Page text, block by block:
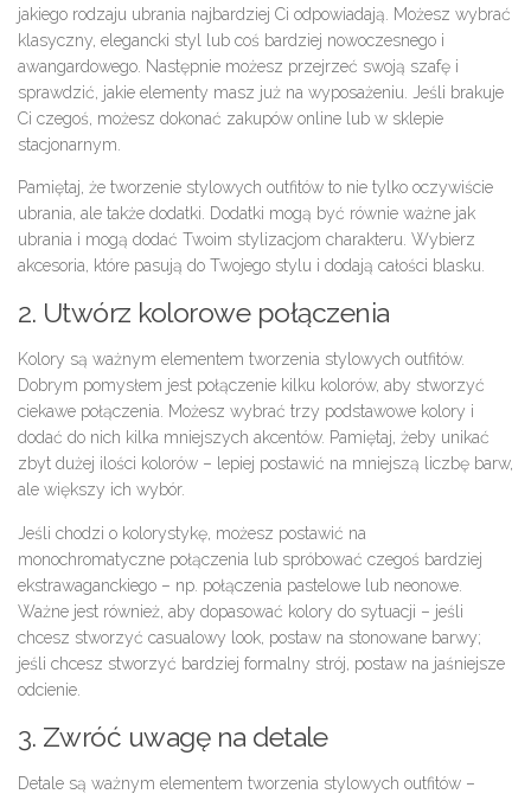
jakiego rodzaju ubrania najbardziej Ci odpowiadają. Możesz wybrać
klasyczny, elegancki styl lub coś bardziej nowoczesnego i
awangardowego. Następnie możesz przejrzeć swoją szafę i
sprawdzić, jakie elementy masz już na wyposażeniu. Jeśli brakuje
Ci czegoś, możesz dokonać zakupów online lub w sklepie
stacjonarnym.
Pamiętaj, że tworzenie stylowych outfitów to nie tylko oczywiście
ubrania, ale także dodatki. Dodatki mogą być równie ważne jak
ubrania i mogą dodać Twoim stylizacjom charakteru. Wybierz
akcesoria, które pasują do Twojego stylu i dodają całości blasku.
2. Utwórz kolorowe połączenia
Kolory są ważnym elementem tworzenia stylowych outfitów.
Dobrym pomysłem jest połączenie kilku kolorów, aby stworzyć
ciekawe połączenia. Możesz wybrać trzy podstawowe kolory i
dodać do nich kilka mniejszych akcentów. Pamiętaj, żeby unikać
zbyt dużej ilości kolorów – lepiej postawić na mniejszą liczbę barw,
ale większy ich wybór.
Jeśli chodzi o kolorystykę, możesz postawić na
monochromatyczne połączenia lub spróbować czegoś bardziej
ekstrawaganckiego – np. połączenia pastelowe lub neonowe.
Ważne jest również, aby dopasować kolory do sytuacji – jeśli
chcesz stworzyć casualowy look, postaw na stonowane barwy;
jeśli chcesz stworzyć bardziej formalny strój, postaw na jaśniejsze
odcienie.
3. Zwróć uwagę na detale
Detale są ważnym elementem tworzenia stylowych outfitów –